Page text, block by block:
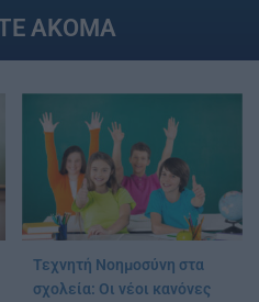
ΑΚΟΜΑ
Τεχνητή Νοημοσύνη στα
σχολεία: Οι νέοι κανόνες